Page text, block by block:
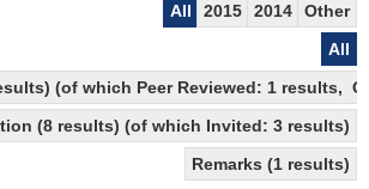
All 2015 2014
Other
All
(of which Peer Reviewed: 1 results,
(8 results) (of which Invited: 3 results)
Remarks (1 results)